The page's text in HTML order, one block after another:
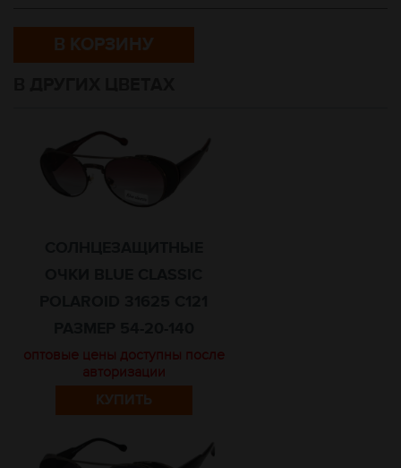
В КОРЗИНУ
оптовые цены доступны после
авторизации
КУПИТЬ